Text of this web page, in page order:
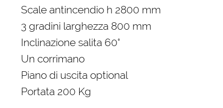
originale
era:
2.240,00 €.
attuale
Scale antincendio h 2800 mm
3 gradini larghezza 800 mm
Inclinazione salita 60°
Un corrimano
Piano di uscita optional
Portata 200 Kg